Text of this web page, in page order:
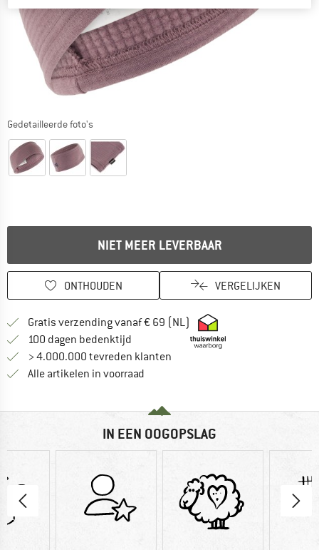
Gedetailleerde foto's
NIET MEER LEVERBAAR
ONTHOUDEN VERGELIJKEN
Gratis verzending vanaf € 69 (NL) Vind hier de
100 dagen bedenktijd Vind de betalingsinformatie hier!
> 4.000.000 tevreden klanten
Alle artikelen in voorraad
IN EEN OOGOPSLAG